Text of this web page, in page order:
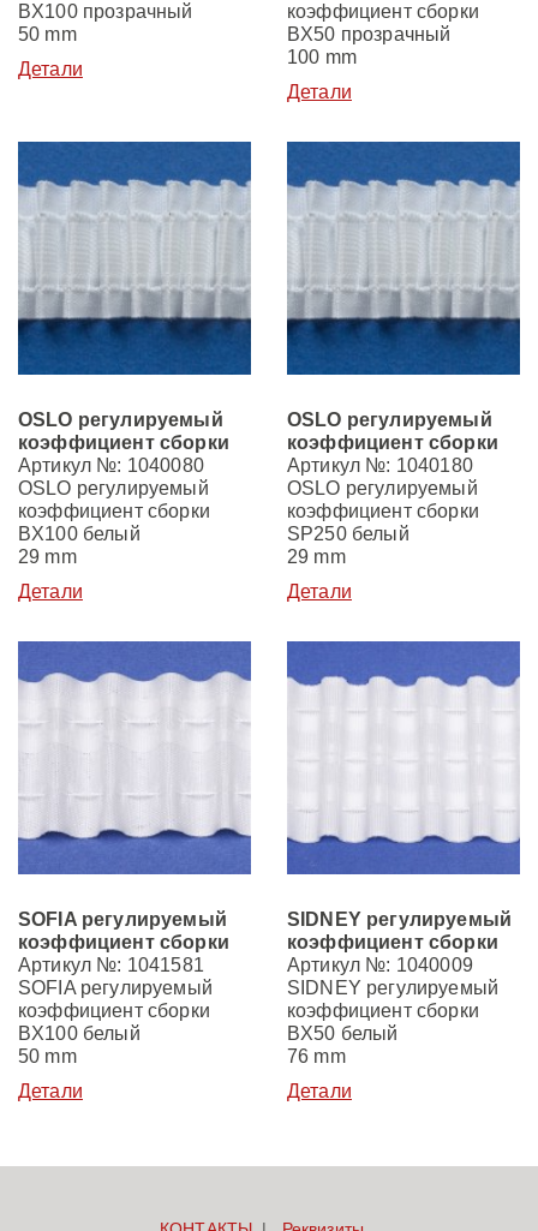
BX100 прозрачный
50 mm
Детали
коэффициент сборки
BX50 прозрачный
100 mm
Детали
OSLO регулируемый
коэффициент сборки
Артикул №: 1040080
OSLO регулируемый
коэффициент сборки
BX100 белый
29 mm
Детали
OSLO регулируемый
коэффициент сборки
Артикул №: 1040180
OSLO регулируемый
коэффициент сборки
SP250 белый
29 mm
Детали
SOFIA регулируемый
коэффициент сборки
Артикул №: 1041581
SOFIA регулируемый
коэффициент сборки
BX100 белый
50 mm
Детали
SIDNEY регулируемый
коэффициент сборки
Артикул №: 1040009
SIDNEY регулируемый
коэффициент сборки
BX50 белый
76 mm
Детали